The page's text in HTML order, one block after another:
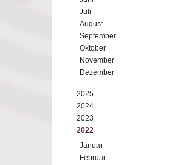
Juli
August
September
Oktober
November
Dezember
2025
2024
2023
2022
Januar
Februar